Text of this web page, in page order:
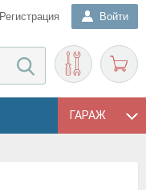
Регистрация Войти
ГАРАЖ